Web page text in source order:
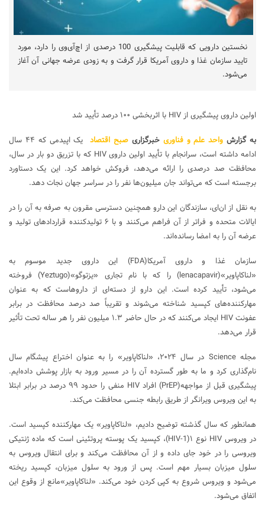
نخستین دارویی که قابلیت پیشگیری 100 درصدی از اچ‌آی‌وی را دارد، مورد
تایید سازمان غذا و داروی آمریکا قرار گرفت و به زودی عرضه جهانی آن آغاز
می‌شود.
اولین داروی پیشگیری از HIV با اثربخشی ۱۰۰ درصد تأیید شد
به گزارش واحد علم و فناوری خبرگزاری صبح اقتصاد
یک اپیدمی که ۴۴ سال
ادامه داشته است، سرانجام با تأیید اولین داروی HIV که با تزریق دو بار در سال،
محافظت صد درصدی را ارائه می‌دهد، فروکش خواهد کرد. این یک دستاورد
برجسته است که می‌تواند جان میلیون‌ها نفر را در سراسر جهان نجات دهد.
به نقل از ان‌ای، سازندگان این دارو همچنین دسترسی مقرون به صرفه به آن را در
ایالات متحده و فراتر از آن فراهم می‌کنند و با ۶ تولیدکننده قراردادهای تولید و
عرضه آن را به امضا رسانده‌اند.
سازمان غذا و داروی آمریکا(FDA) این داروی جدید موسوم به
«لناکاپاویر»(lenacapavir) را که با نام تجاری «یزتوگو»(Yeztugo) فروخته
می‌شود، تأیید کرده است. این دارو از دسته‌ای از داروهاست که به عنوان
مهارکننده‌های کپسید شناخته می‌شوند و تقریباً صد درصد محافظت در برابر
عفونت HIV ایجاد می‌کنند که در حال حاضر ۱.۳ میلیون نفر را هر ساله تحت تأثیر
قرار می‌دهد.
مجله Science در سال ۲۰۲۴، «لناکاپاویر» را به عنوان اختراع پیشگام سال
نام‌گذاری کرد و ما به طور گسترده آن را در مسیر ورود به بازار پوشش داده‌ایم.
پیشگیری قبل از مواجهه(PrEP) افراد HIV منفی را حدود ۹۹ درصد در برابر ابتلا
به این ویروس ویرانگر از طریق رابطه جنسی محافظت می‌کند.
همانطور که سال گذشته توضیح دادیم، «لناکاپاویر» یک مهارکننده کپسید است.
در ویروس HIV نوع ۱(HIV-1)، کپسید یک پوسته پروتئینی است که ماده ژنتیکی
ویروسی را در خود جای داده و از آن محافظت می‌کند و برای انتقال ویروس به
سلول میزبان بسیار مهم است. پس از ورود به سلول میزبان، کپسید ریخته
می‌شود و ویروس شروع به کپی کردن خود می‌کند. «لناکاپاویر»مانع از وقوع این
اتفاق می‌شود.